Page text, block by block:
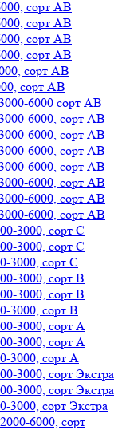
сорт АВ
сорт АВ
сорт АВ
сорт АВ
сорт АВ
сорт АВ
6000 сорт АВ
6000, сорт АВ
6000, сорт АВ
6000, сорт АВ
6000, сорт АВ
6000, сорт АВ
6000, сорт АВ
6000, сорт АВ
3000, сорт C
3000, сорт C
3000, сорт C
3000, сорт В
3000, сорт В
3000, сорт В
3000, сорт А
3000, сорт А
3000, сорт А
3000, сорт Экстра
3000, сорт Экстра
3000, сорт Экстра
6000, сорт